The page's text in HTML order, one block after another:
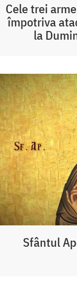
Cele trei
împotriva
la
Sfântul